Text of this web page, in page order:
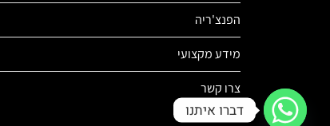
הפנצ'ריה
מידע מקצועי
צרו קשר
דברו איתנו